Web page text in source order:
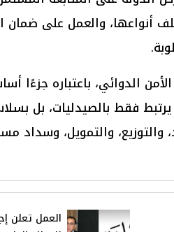
أنواعها، والعمل على ضمان
الدوائي، باعتباره جزءًا
فقط بالصيدليات، بل
والتوزيع، والتمويل، وسداد
العمل تعلن